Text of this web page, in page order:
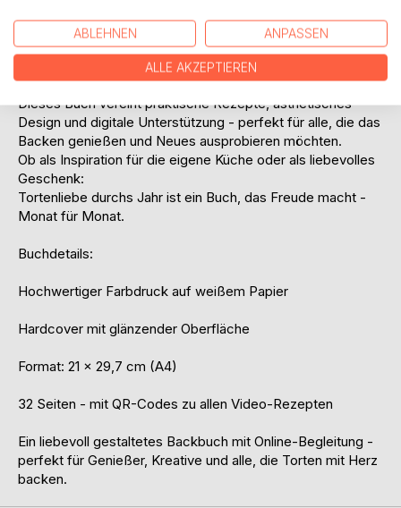
Schritt-für-Schritt-Anleitungen mit Videounterstützung
Ideal als Geschenk für alle, die mit Liebe backen
Dieses Buch vereint praktische Rezepte, ästhetisches
Design und digitale Unterstützung - perfekt für alle, die das
Backen genießen und Neues ausprobieren möchten.
Ob als Inspiration für die eigene Küche oder als liebevolles
Geschenk:
Tortenliebe durchs Jahr ist ein Buch, das Freude macht -
Monat für Monat.
Buchdetails:
Hochwertiger Farbdruck auf weißem Papier
Hardcover mit glänzender Oberfläche
Format: 21 × 29,7 cm (A4)
32 Seiten - mit QR-Codes zu allen Video-Rezepten
Ein liebevoll gestaltetes Backbuch mit Online-Begleitung -
perfekt für Genießer, Kreative und alle, die Torten mit Herz
backen.
ABLEHNEN ANPASSEN
ALLE AKZEPTIEREN